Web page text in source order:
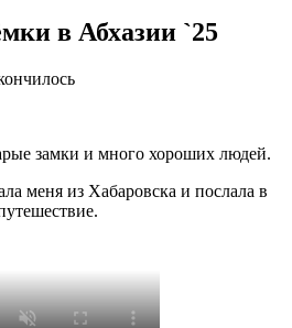
в Абхазии `25
замки и много хороших людей.
меня из Хабаровска и послала в